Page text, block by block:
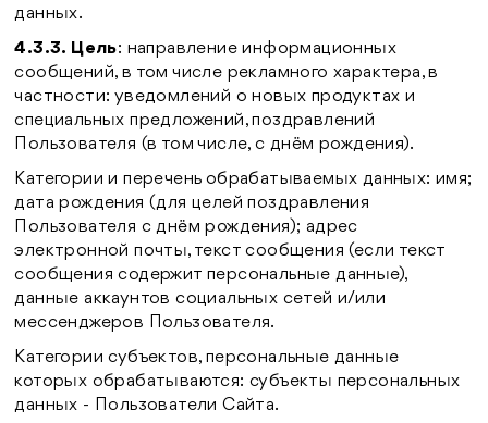
данных.
4.3.3. Цель: направление информационных
сообщений, в том числе рекламного характера, в
частности: уведомлений о новых продуктах и
специальных предложений, поздравлений
Пользователя (в том числе, с днём рождения).
Категории и перечень обрабатываемых данных: имя;
дата рождения (для целей поздравления
Пользователя с днём рождения); адрес
электронной почты, текст сообщения (если текст
сообщения содержит персональные данные),
данные аккаунтов социальных сетей и/или
мессенджеров Пользователя.
Категории субъектов, персональные данные
которых обрабатываются: субъекты персональных
данных - Пользователи Сайта.